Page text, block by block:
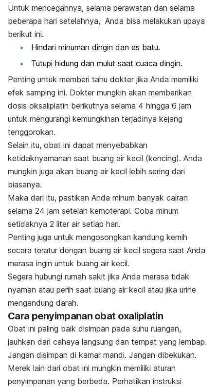
Untuk mencegahnya, selama perawatan dan selama
beberapa hari setelahnya, Anda bisa melakukan upaya
berikut ini.
Hindari minuman dingin dan es batu.
Tutupi hidung dan mulut saat cuaca dingin.
Penting untuk memberi tahu dokter jika Anda memiliki
efek samping ini. Dokter mungkin akan memberikan
dosis oksaliplatin berikutnya selama 4 hingga 6 jam
untuk mengurangi kemungkinan terjadinya kejang
tenggorokan.
Selain itu, obat ini dapat menyebabkan
ketidaknyamanan saat buang air kecil (kencing). Anda
mungkin juga akan buang air kecil lebih sering dari
biasanya.
Maka dari itu, pastikan Anda minum banyak cairan
selama 24 jam setelah kemoterapi. Coba minum
setidaknya 2 liter air setiap hari.
Penting juga untuk mengosongkan kandung kemih
secara teratur dengan buang air kecil segera saat Anda
merasa ingin untuk buang air kecil.
Segera hubungi rumah sakit jika Anda merasa tidak
nyaman atau perih saat buang air kecil atau jika urine
mengandung darah.
Cara penyimpanan obat oxaliplatin
Obat ini paling baik disimpan pada suhu ruangan,
jauhkan dari cahaya langsung dan tempat yang lembap.
Jangan disimpan di kamar mandi. Jangan dibekukan.
Merek lain dari obat ini mungkin memiliki aturan
penyimpanan yang berbeda. Perhatikan instruksi